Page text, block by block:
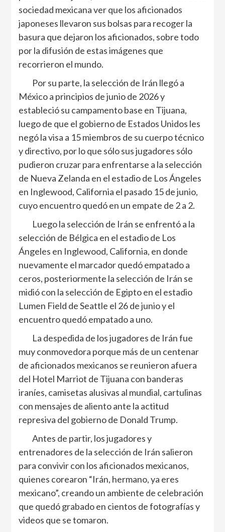
sociedad mexicana ver que los aficionados
japoneses llevaron sus bolsas para recoger la
basura que dejaron los aficionados, sobre todo
por la difusión de estas imágenes que
recorrieron el mundo.
Por su parte, la selección de Irán llegó a
México a principios de junio de 2026 y
estableció su campamento base en Tijuana,
luego de que el gobierno de Estados Unidos les
negó la visa a 15 miembros de su cuerpo técnico
y directivo, por lo que sólo sus jugadores sólo
pudieron cruzar para enfrentarse a la selección
de Nueva Zelanda en el estadio de Los Ángeles
en Inglewood, California el pasado 15 de junio,
cuyo encuentro quedó en un empate de 2 a 2.
Luego la selección de Irán se enfrentó a la
selección de Bélgica en el estadio de Los
Ángeles en Inglewood, California, en donde
nuevamente el marcador quedó empatado a
ceros, posteriormente la selección de Irán se
midió con la selección de Egipto en el estadio
Lumen Field de Seattle el 26 de junio y el
encuentro quedó empatado a uno.
La despedida de los jugadores de Irán fue
muy conmovedora porque más de un centenar
de aficionados mexicanos se reunieron afuera
del Hotel Marriot de Tijuana con banderas
iraníes, camisetas alusivas al mundial, cartulinas
con mensajes de aliento ante la actitud
represiva del gobierno de Donald Trump.
Antes de partir, los jugadores y
entrenadores de la selección de Irán salieron
para convivir con los aficionados mexicanos,
quienes corearon “Irán, hermano, ya eres
mexicano”, creando un ambiente de celebración
que quedó grabado en cientos de fotografías y
videos que se tomaron.